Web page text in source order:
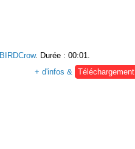
BIRDCrow. Durée : 00:01.
+ d'infos & Téléchargement